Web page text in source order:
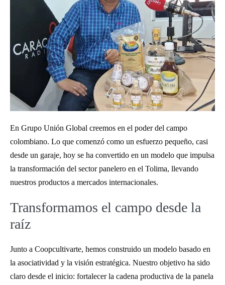
En Grupo Unión Global creemos en el poder del campo
colombiano. Lo que comenzó como un esfuerzo pequeño, casi
desde un garaje, hoy se ha convertido en un modelo que impulsa
la transformación del sector panelero en el Tolima, llevando
nuestros productos a mercados internacionales.
Transformamos el campo desde la
raíz
Junto a Coopcultivarte, hemos construido un modelo basado en
la asociatividad y la visión estratégica. Nuestro objetivo ha sido
claro desde el inicio: fortalecer la cadena productiva de la panela